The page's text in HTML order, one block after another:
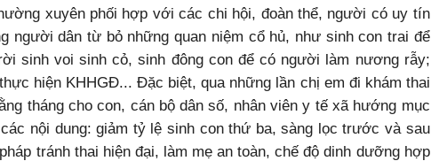
xuyên phối hợp với các chi hội, đoàn thể, người có uy tín
người dân từ bỏ những quan niệm cổ hủ, như sinh con trai để
sinh voi sinh cỏ, sinh đông con để có người làm nương rẫy;
hiện KHHGĐ... Đặc biệt, qua những lần chị em đi khám thai
tháng cho con, cán bộ dân số, nhân viên y tế xã hướng mục
nội dung: giảm tỷ lệ sinh con thứ ba, sàng lọc trước và sau
tránh thai hiện đại, làm mẹ an toàn, chế độ dinh dưỡng hợp